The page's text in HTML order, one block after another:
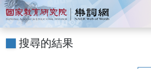
跳到主要內容
:::
國家教育研究院 樂詞
搜尋的結果